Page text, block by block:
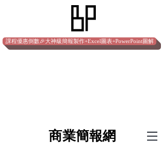
課程優惠倒數🎉大神級簡報製作+Excel圖表+PowerPoint圖解
​商業簡報網